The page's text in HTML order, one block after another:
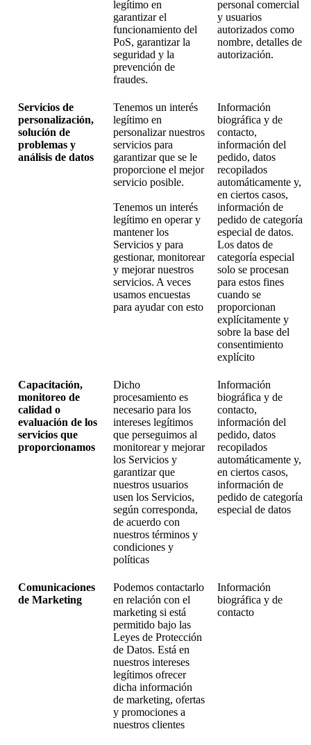
legítimo en
garantizar el
funcionamiento del
PoS, garantizar la
seguridad y la
prevención de
fraudes.
personal comercial
y usuarios
autorizados como
nombre, detalles de
autorización.
Servicios de
personalización,
solución de
problemas y
análisis de datos
Tenemos un interés
legítimo en
personalizar nuestros
servicios para
garantizar que se le
proporcione el mejor
servicio posible.
Tenemos un interés
legítimo en operar y
mantener los
Servicios y para
gestionar, monitorear
y mejorar nuestros
servicios. A veces
usamos encuestas
para ayudar con esto
Información
biográfica y de
contacto,
información del
pedido, datos
recopilados
automáticamente y,
en ciertos casos,
información de
pedido de categoría
especial de datos.
Los datos de
categoría especial
solo se procesan
para estos fines
cuando se
proporcionan
explícitamente y
sobre la base del
consentimiento
explícito
Capacitación,
monitoreo de
calidad o
evaluación de los
servicios que
proporcionamos
Dicho
procesamiento es
necesario para los
intereses legítimos
que perseguimos al
monitorear y mejorar
los Servicios y
garantizar que
nuestros usuarios
usen los Servicios,
según corresponda,
de acuerdo con
nuestros términos y
condiciones y
políticas
Información
biográfica y de
contacto,
información del
pedido, datos
recopilados
automáticamente y,
en ciertos casos,
información de
pedido de categoría
especial de datos
Comunicaciones
de Marketing
Podemos contactarlo
en relación con el
marketing si está
permitido bajo las
Leyes de Protección
de Datos. Está en
nuestros intereses
legítimos ofrecer
dicha información
de marketing, ofertas
y promociones a
nuestros clientes
Información
biográfica y de
contacto